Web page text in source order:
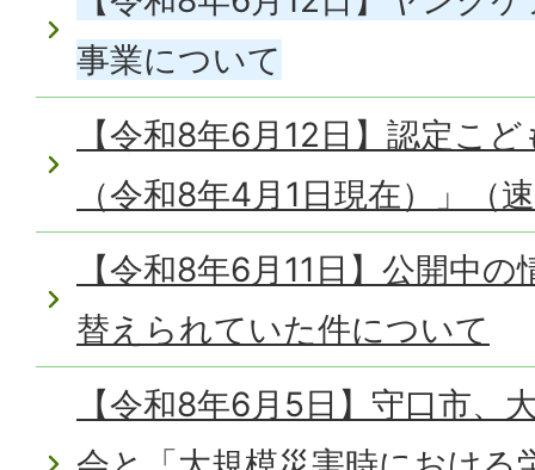
事業について
【令和8年6月12日】認定こ
（令和8年4月1日現在）」（
【令和8年6月11日】公開中
替えられていた件について
【令和8年6月5日】守口市、